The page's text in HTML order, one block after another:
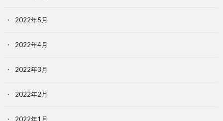
2022年5月
2022年4月
2022年3月
2022年2月
2022年1月